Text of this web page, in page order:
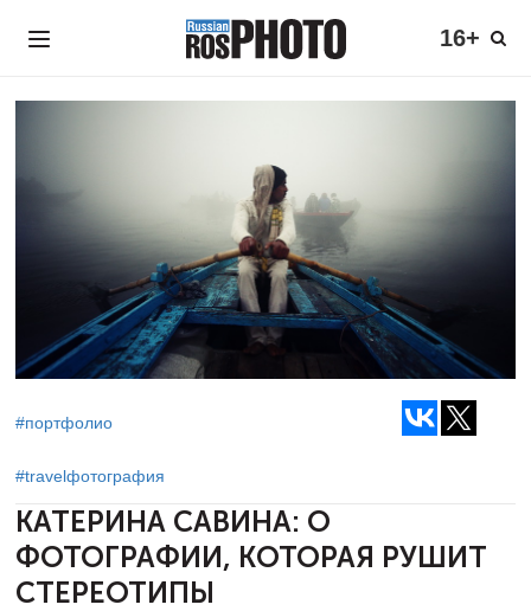
16+
#портфолио
#travelфотография
КАТЕРИНА САВИНА: О
ФОТОГРАФИИ, КОТОРАЯ РУШИТ
СТЕРЕОТИПЫ